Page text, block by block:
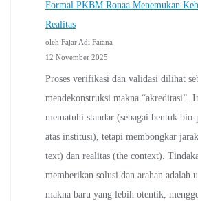
Formal PKBM Ronaa Menemukan
Realitas
oleh Fajar Adi Fatana
12 November 2025
Proses verifikasi dan validasi dilihat
mendekonstruksi makna “akreditasi”.
mematuhi standar (sebagai bentuk bio-
atas institusi), tetapi membongkar
text) dan realitas (the context).
memberikan solusi dan arahan adalah
makna baru yang lebih otentik,